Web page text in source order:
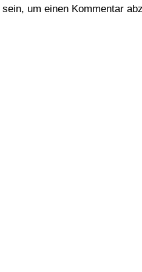
sein, um einen Kommentar